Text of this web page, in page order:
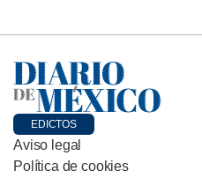
EDICTOS
Aviso legal
Política de cookies